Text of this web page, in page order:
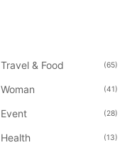
Travel & Food 65
Woman 41
Event 28
Health 13